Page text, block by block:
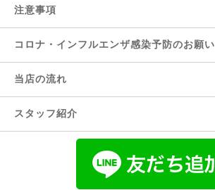
注意事項
コロナ・インフルエンザ感染予防のお願い
当店の流れ
スタッフ紹介